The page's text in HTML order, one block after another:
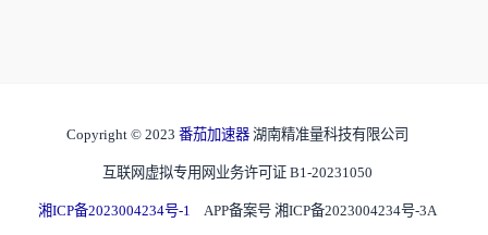
Copyright © 2023 番茄加速器 湖南精准量科技有限公司
互联网虚拟专用网业务许可证 B1-20231050
湘ICP备2023004234号-1 APP备案号 湘ICP备2023004234号-3A